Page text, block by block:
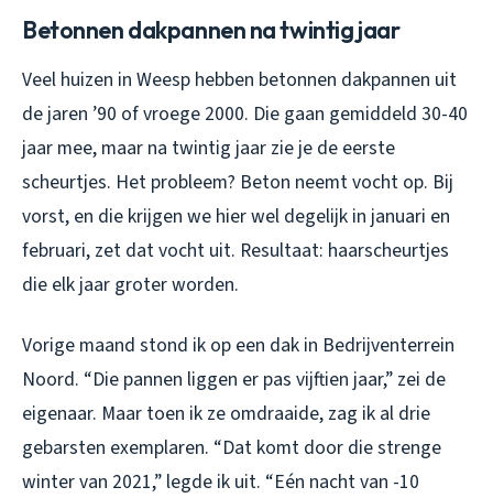
Betonnen dakpannen na twintig jaar
Veel huizen in Weesp hebben betonnen dakpannen uit
de jaren ’90 of vroege 2000. Die gaan gemiddeld 30-40
jaar mee, maar na twintig jaar zie je de eerste
scheurtjes. Het probleem? Beton neemt vocht op. Bij
vorst, en die krijgen we hier wel degelijk in januari en
februari, zet dat vocht uit. Resultaat: haarscheurtjes
die elk jaar groter worden.
Vorige maand stond ik op een dak in Bedrijventerrein
Noord. “Die pannen liggen er pas vijftien jaar,” zei de
eigenaar. Maar toen ik ze omdraaide, zag ik al drie
gebarsten exemplaren. “Dat komt door die strenge
winter van 2021,” legde ik uit. “Eén nacht van -10